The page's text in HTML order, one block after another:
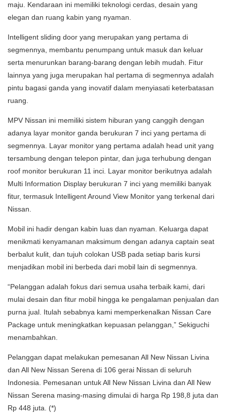
maju. Kendaraan ini memiliki teknologi cerdas, desain yang
elegan dan ruang kabin yang nyaman.
Intelligent sliding door yang merupakan yang pertama di
segmennya, membantu penumpang untuk masuk dan keluar
serta menurunkan barang-barang dengan lebih mudah. Fitur
lainnya yang juga merupakan hal pertama di segmennya adalah
pintu bagasi ganda yang inovatif dalam menyiasati keterbatasan
ruang.
MPV Nissan ini memiliki sistem hiburan yang canggih dengan
adanya layar monitor ganda berukuran 7 inci yang pertama di
segmennya. Layar monitor yang pertama adalah head unit yang
tersambung dengan telepon pintar, dan juga terhubung dengan
roof monitor berukuran 11 inci. Layar monitor berikutnya adalah
Multi Information Display berukuran 7 inci yang memiliki banyak
fitur, termasuk Intelligent Around View Monitor yang terkenal dari
Nissan.
Mobil ini hadir dengan kabin luas dan nyaman. Keluarga dapat
menikmati kenyamanan maksimum dengan adanya captain seat
berbalut kulit, dan tujuh colokan USB pada setiap baris kursi
menjadikan mobil ini berbeda dari mobil lain di segmennya.
“Pelanggan adalah fokus dari semua usaha terbaik kami, dari
mulai desain dan fitur mobil hingga ke pengalaman penjualan dan
purna jual. Itulah sebabnya kami memperkenalkan Nissan Care
Package untuk meningkatkan kepuasan pelanggan,” Sekiguchi
menambahkan.
Pelanggan dapat melakukan pemesanan All New Nissan Livina
dan All New Nissan Serena di 106 gerai Nissan di seluruh
Indonesia. Pemesanan untuk All New Nissan Livina dan All New
Nissan Serena masing-masing dimulai di harga Rp 198,8 juta dan
Rp 448 juta. (*)